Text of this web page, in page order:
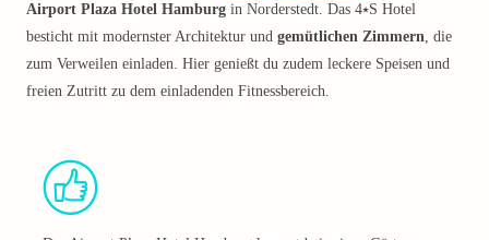
Airport Plaza Hotel Hamburg in Norderstedt. Das 4⭑S Hotel
besticht mit modernster Architektur und gemütlichen Zimmern, die
zum Verweilen einladen. Hier genießt du zudem leckere Speisen und
freien Zutritt zu dem einladenden Fitnessbereich.